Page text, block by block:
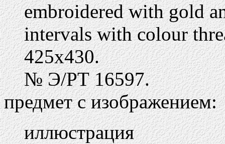
embroidered with gold
intervals with colour
425х430.
№ Э/РТ 16597.
предмет с изображением:
иллюстрация